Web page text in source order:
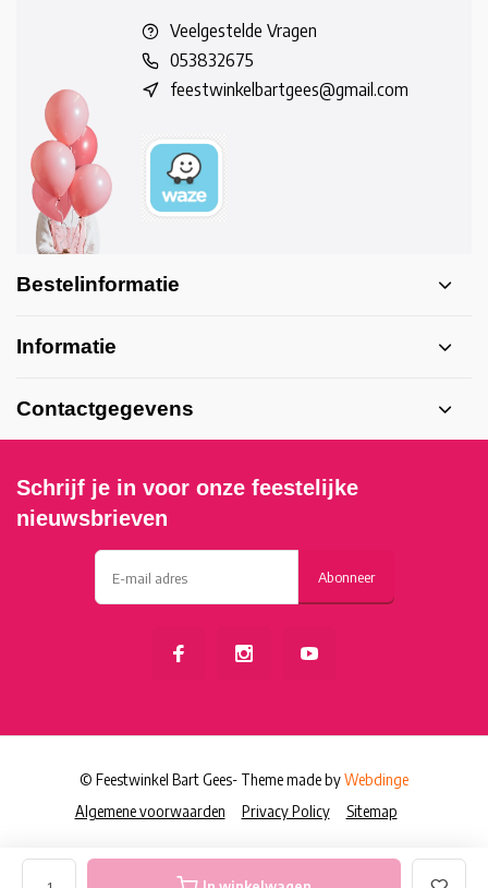
Veelgestelde Vragen
053832675
feestwinkelbartgees@gmail.com
Bestelinformatie
Informatie
Contactgegevens
Schrijf je in voor onze feestelijke
nieuwsbrieven
Abonneer
Algemene voorwaarden Privacy Policy Sitemap
© Feestwinkel Bart Gees- Theme made byWebdinge